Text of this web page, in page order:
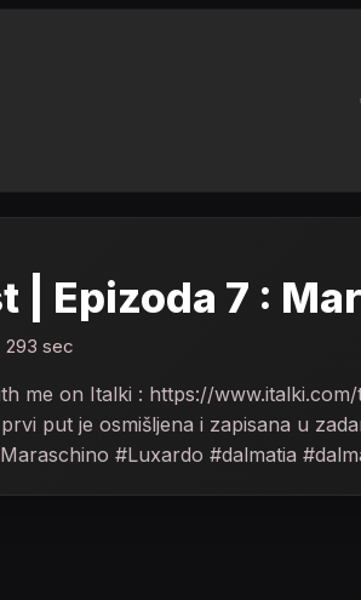
| Epizoda 7 :
293 sec
me on Italki : https://
put je osmišljena i zapisana u
#Luxardo #dalmatia